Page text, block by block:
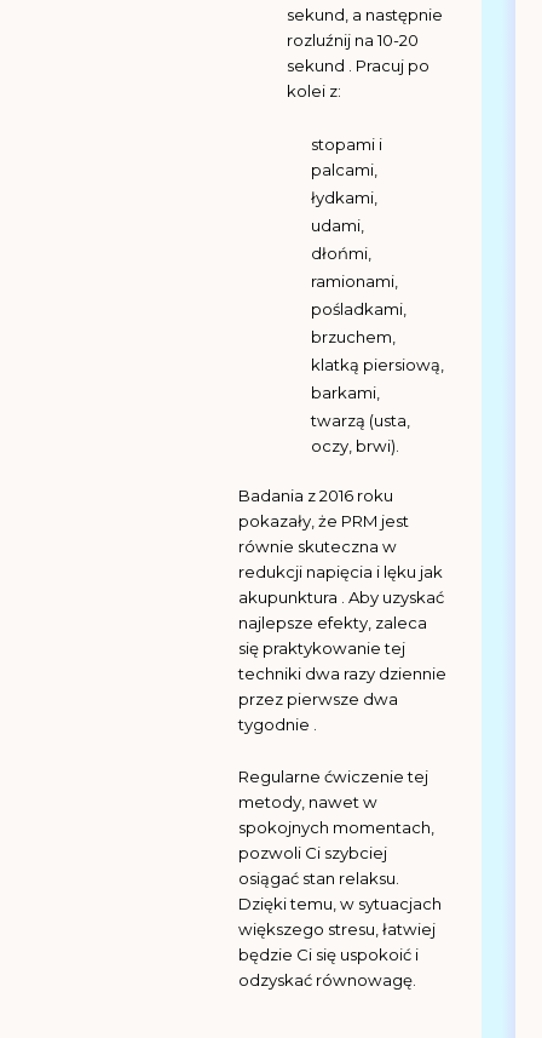
sekund, a następnie
rozluźnij na 10-20
sekund . Pracuj po
kolei z:
stopami i
palcami,
łydkami,
udami,
dłońmi,
ramionami,
pośladkami,
brzuchem,
klatką piersiową,
barkami,
twarzą (usta,
oczy, brwi).
Badania z 2016 roku
pokazały, że PRM jest
równie skuteczna w
redukcji napięcia i lęku jak
akupunktura . Aby uzyskać
najlepsze efekty, zaleca
się praktykowanie tej
techniki dwa razy dziennie
przez pierwsze dwa
tygodnie .
Regularne ćwiczenie tej
metody, nawet w
spokojnych momentach,
pozwoli Ci szybciej
osiągać stan relaksu.
Dzięki temu, w sytuacjach
większego stresu, łatwiej
będzie Ci się uspokoić i
odzyskać równowagę.